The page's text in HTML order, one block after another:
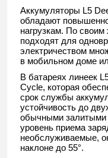
Аккумуляторы L5
обладают
нагрузкам. По своим
подходят для
электричеством
в мобильном доме
В батареях линеек
Cycle, которая
срок службы
устойчивость до
обычными залитыми
уровень приема
необслуживаемые,
наклоне до 55°.